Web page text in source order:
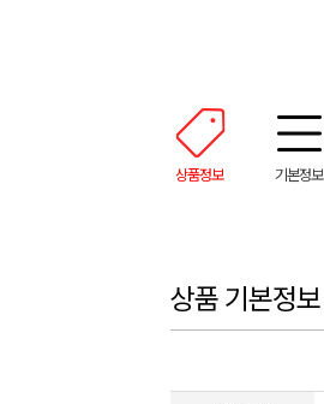
상품정보 기본정보
상품 기본정보